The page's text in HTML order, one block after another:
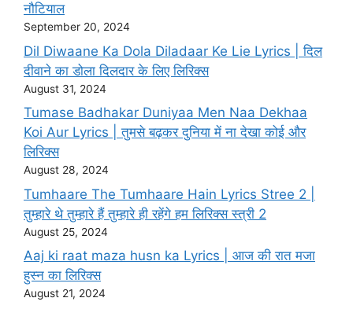
नौटियाल
September 20, 2024
Dil Diwaane Ka Dola Diladaar Ke Lie Lyrics | दिल
दीवाने का डोला दिलदार के लिए लिरिक्स
August 31, 2024
Tumase Badhakar Duniyaa Men Naa Dekhaa
Koi Aur Lyrics | तुमसे बढ़कर दुनिया में ना देखा कोई और
लिरिक्स
August 28, 2024
Tumhaare The Tumhaare Hain Lyrics Stree 2 |
तुम्हारे थे तुम्हारे हैं तुम्हारे ही रहेंगे हम लिरिक्स स्त्री 2
August 25, 2024
Aaj ki raat maza husn ka Lyrics | आज की रात मजा
हुस्न का लिरिक्स
August 21, 2024